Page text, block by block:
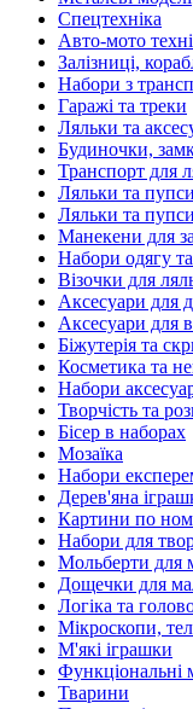
Спецтехніка
Авто-мото
Залізниці,
Набори з
Гаражі та треки
Ляльки та
Будиночки,
Транспорт для
Ляльки та
Ляльки та
Манекени для
Набори одягу
Візочки для
Аксесуари для
Аксесуари для
Біжутерія та
Косметика та
Набори
Творчість та
Бісер в наборах
Мозаїка
Набори
Дерев'яна
Картини по
Набори для
Мольберти для
Дощечки для
Логіка та
Мікроскопи,
М'які іграшки
Функціональні
Тварини